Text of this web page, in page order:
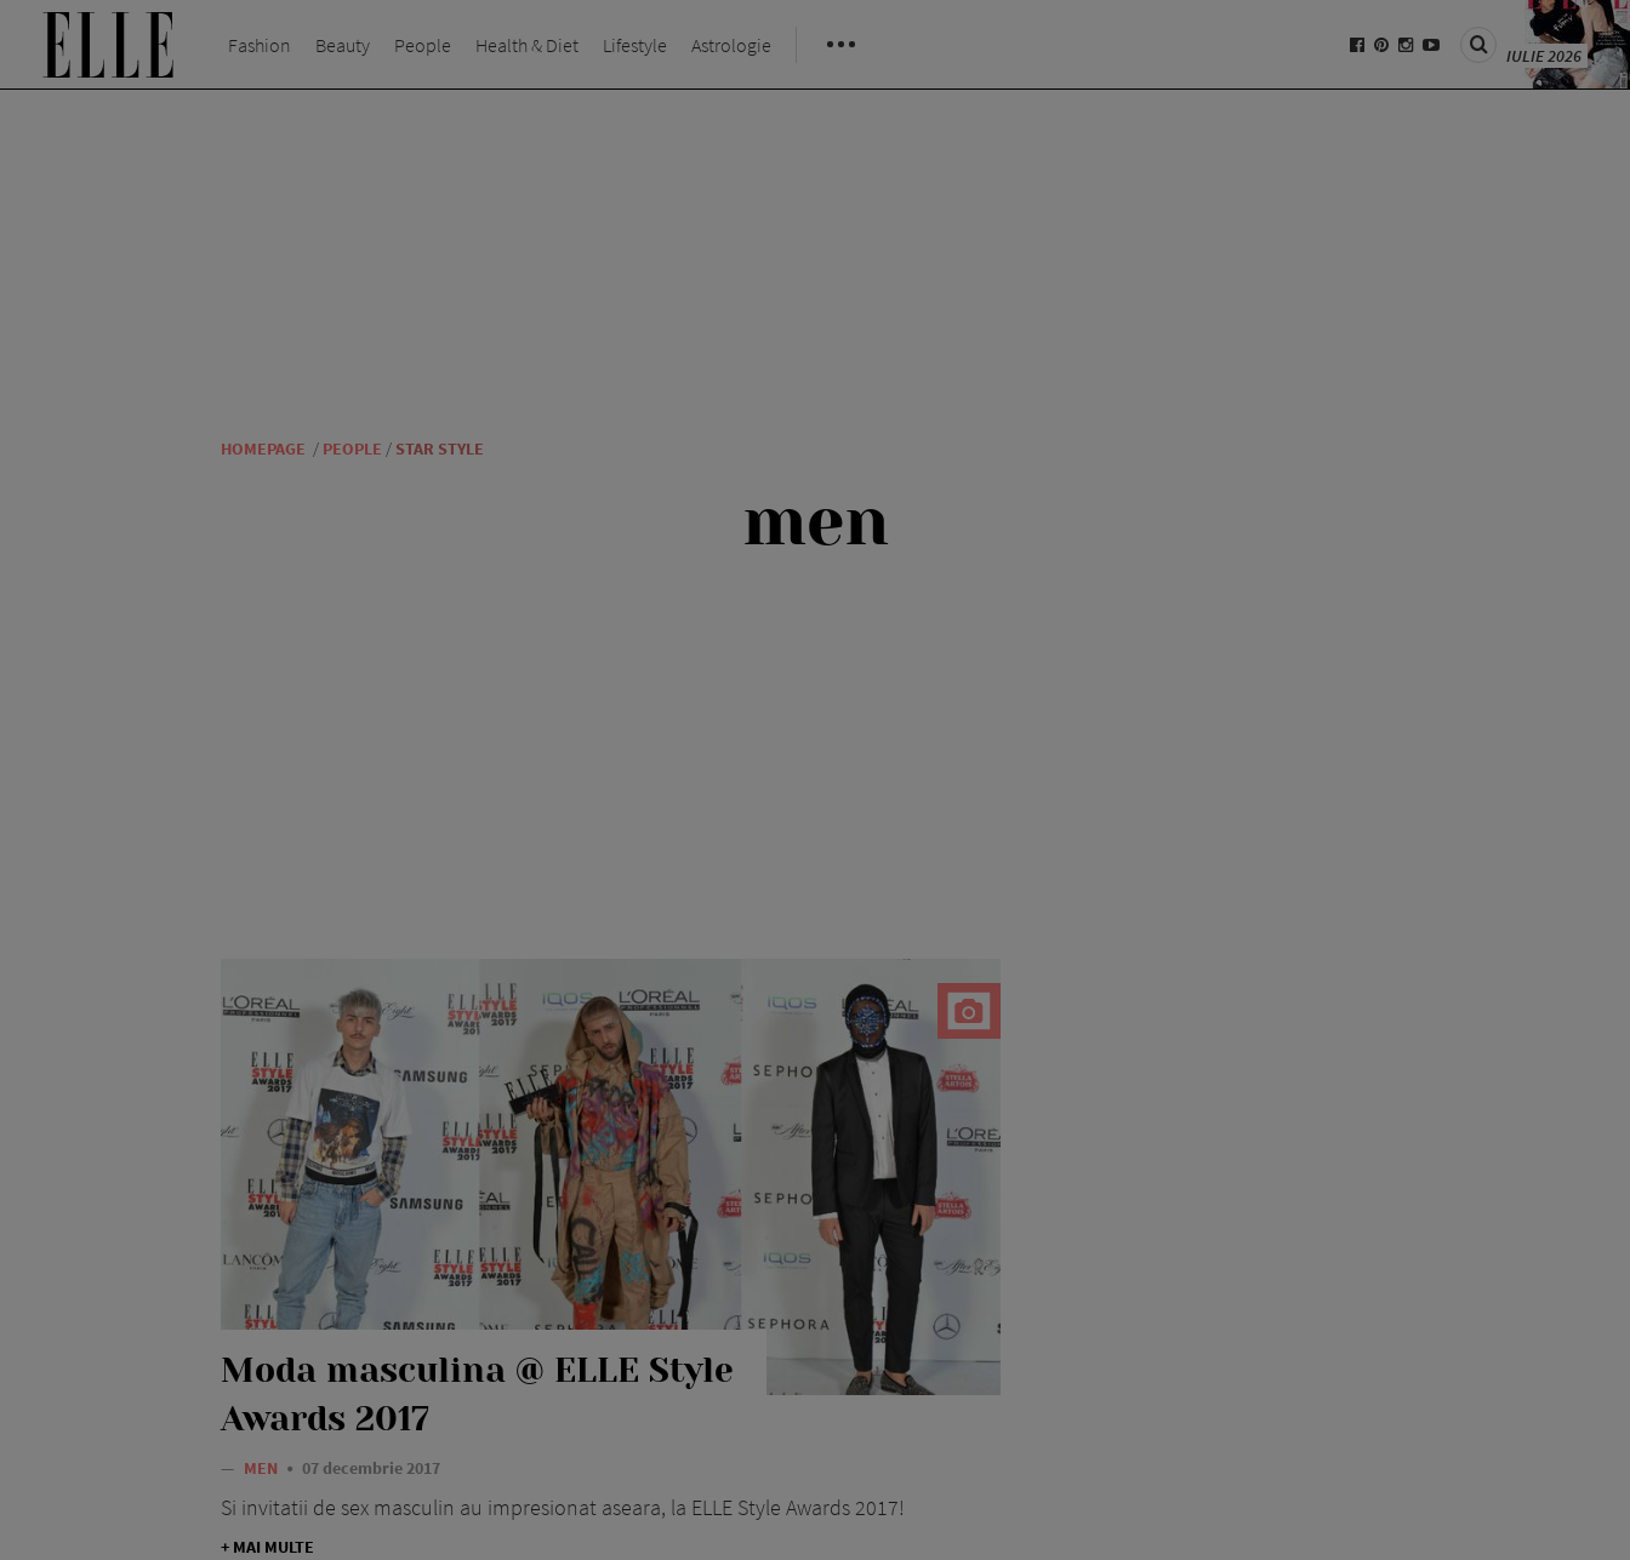
Fashion Beauty People Health & Diet Lifestyle Astrologie IULIE 2026
HOMEPAGE / PEOPLE / STAR STYLE
men
Moda masculina @ ELLE Style
Awards 2017
— MEN 07 decembrie 2017
Si invitatii de sex masculin au impresionat aseara, la ELLE Style Awards 2017!
+ MAI MULTE